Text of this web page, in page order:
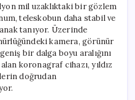
mil uzaklıktaki bir gözlem
teleskobun daha stabil ve
tanıyor. Üzerinde
kamera, görünür
bir dalga boyu aralığını
koronagraf cihazı, yıldız
doğrudan